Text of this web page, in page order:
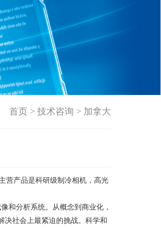
首页 > 技术咨询 > 加拿大
营产品是科研级制冷相机，高光
和分析系统。从概念到商业化，
决社会上最紧迫的挑战。科学和